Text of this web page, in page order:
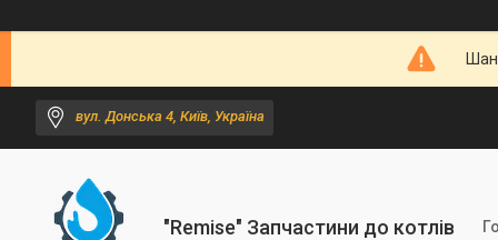
вул. Донська 4, Київ, Україна
"Remise" Запчастини до котлів